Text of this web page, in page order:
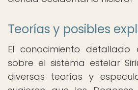
Teorías y posibles
El conocimiento detallado
sobre el sistema estelar
diversas teorías y